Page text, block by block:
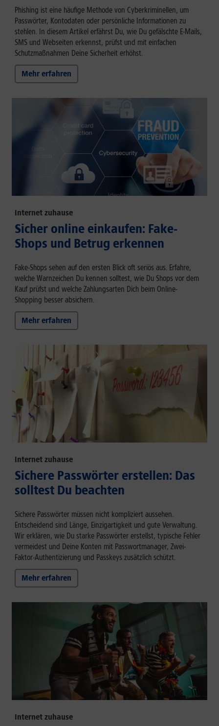
Phishing ist eine häufige Methode von Cyberkriminellen, um
Passwörter, Kontodaten oder persönliche Informationen zu
stehlen. In diesem Artikel erfährst Du, wie Du gefälschte E-Mails,
SMS und Webseiten erkennst, prüfst und mit einfachen
Schutzmaßnahmen Deine Sicherheit erhöhst.
Mehr erfahren
Internet zuhause
Sicher online einkaufen: Fake-
Shops und Betrug erkennen
Fake-Shops sehen auf den ersten Blick oft seriös aus. Erfahre,
welche Warnzeichen Du kennen solltest, wie Du Shops vor dem
Kauf prüfst und welche Zahlungsarten Dich beim Online-
Shopping besser absichern.
Mehr erfahren
Internet zuhause
Sichere Passwörter erstellen: Das
solltest Du beachten
Sichere Passwörter müssen nicht kompliziert aussehen.
Entscheidend sind Länge, Einzigartigkeit und gute Verwaltung.
Wir erklären, wie Du starke Passwörter erstellst, typische Fehler
vermeidest und Deine Konten mit Passwortmanager, Zwei-
Faktor-Authentizierung und Passkeys zusätzlich schützt.
Mehr erfahren
Internet zuhause